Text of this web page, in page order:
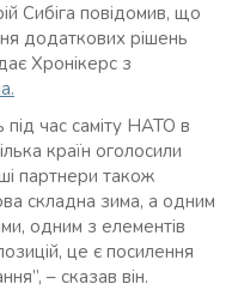
Сибіга повідомив, що
додаткових рішень
Хронікерс з
час саміту НАТО в
країн оголосили
партнери також
складна зима, а одним
одним з елементів
це є посилення
– сказав він.